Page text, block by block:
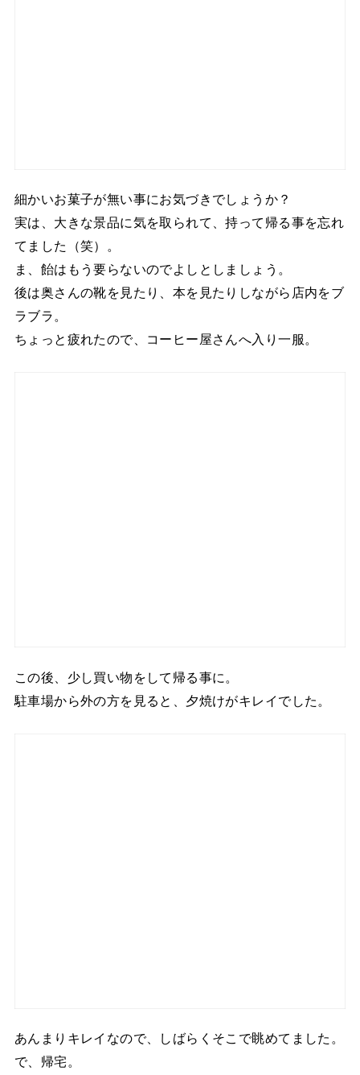
細かいお菓子が無い事にお気づきでしょうか？
実は、大きな景品に気を取られて、持って帰る事を忘れ
てました（笑）。
ま、飴はもう要らないのでよしとしましょう。
後は奥さんの靴を見たり、本を見たりしながら店内をブ
ラブラ。
ちょっと疲れたので、コーヒー屋さんへ入り一服。
この後、少し買い物をして帰る事に。
駐車場から外の方を見ると、夕焼けがキレイでした。
あんまりキレイなので、しばらくそこで眺めてました。
で、帰宅。